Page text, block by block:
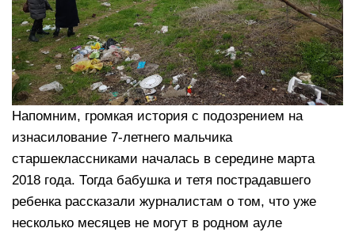
Напомним, громкая история с подозрением на
изнасилование 7-летнего мальчика
старшеклассниками началась в середине марта
2018 года. Тогда бабушка и тетя пострадавшего
ребенка рассказали журналистам о том, что уже
несколько месяцев не могут в родном ауле